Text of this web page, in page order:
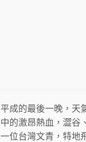
平成的最後一晚，天
中的激昂熱血，澀谷
一位台灣文青，特地